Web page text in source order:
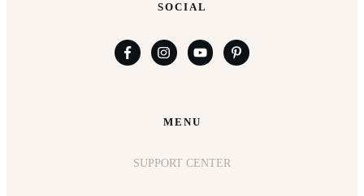
MENU
SUPPORT CENTER
SOCIAL